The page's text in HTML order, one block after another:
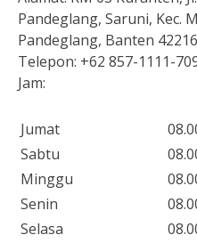
Pandeglang, Saruni, Kec.
Pandeglang, Banten
Telepon: +62 857-1111-
Jam:
Jumat
Sabtu
Minggu
Senin
Selasa